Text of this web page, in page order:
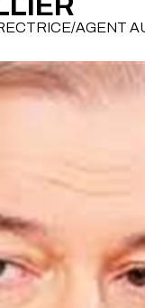
AGENT